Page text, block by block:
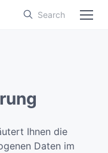
Search
Ihnen die
Daten im